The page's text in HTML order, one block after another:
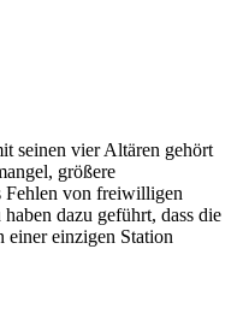
seinen vier Altären gehört
größere
Fehlen von freiwilligen
dazu geführt, dass die
einer einzigen Station